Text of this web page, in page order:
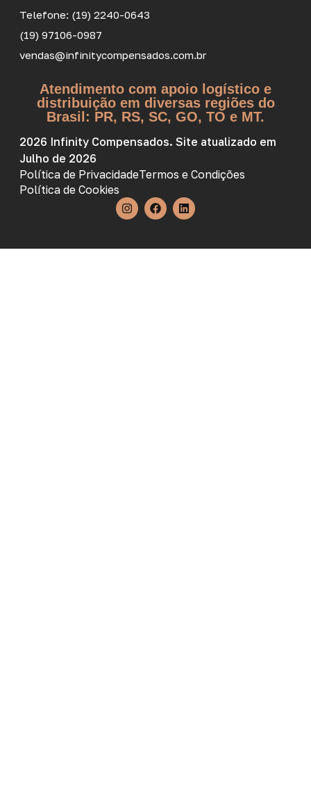
Telefone: (19) 2240-0643
(19) 97106-0987
vendas@infinitycompensados.com.br
Atendimento com apoio logístico e
distribuição em diversas regiões do
Brasil: PR, RS, SC, GO, TO e MT.
2026 Infinity Compensados. Site atualizado em
Julho de 2026
Política de PrivacidadeTermos e Condições
Política de Cookies